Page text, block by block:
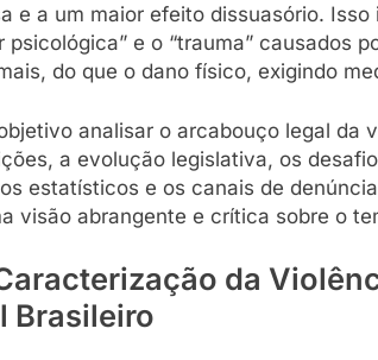
e a um maior efeito dissuasório.
psicológica” e o “trauma” causados
do que o dano físico, exigindo
analisar o arcabouço legal da
a evolução legislativa, os
estatísticos e os canais de
visão abrangente e crítica sobre o
da
Brasileiro